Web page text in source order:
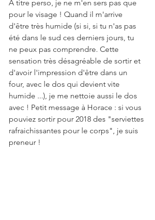
A titre perso, je ne m'en sers pas que
pour le visage ! Quand il m'arrive
d'être très humide (si si, si tu n'as pas
été dans le sud ces derniers jours, tu
ne peux pas comprendre. Cette
sensation très désagréable de sortir et
d'avoir l'impression d'être dans un
four, avec le dos qui devient vite
humide ...), je me nettoie aussi le dos
avec ! Petit message à Horace : si vous
pouviez sortir pour 2018 des "serviettes
rafraichissantes pour le corps", je suis
preneur !